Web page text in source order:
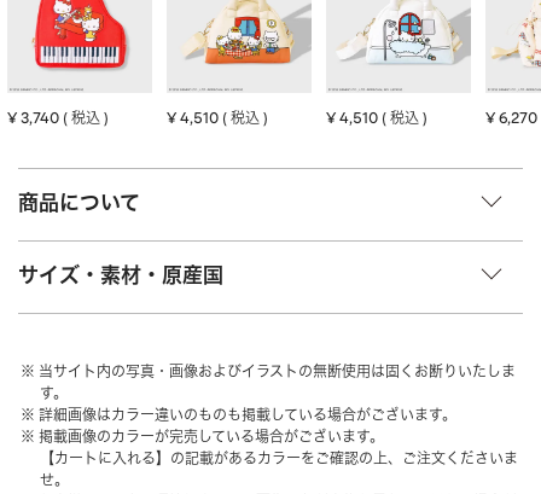
OTHERその他
ACCESSORY アクセサリー
PIERCE ピアス
OTHERその他
ALLすべて
BAGバッグ
FASHIONファッション
¥ 3,740 税込 ¥ 4,510 税込 ¥ 4,510 税込 ¥ 6,270
商品について
サイズ・素材・原産国
当サイト内の写真・画像およびイラストの無断使用は固くお断りいたしま
す。
詳細画像はカラー違いのものも掲載している場合がございます。
掲載画像のカラーが完売している場合がございます。
【カートに入れる】の記載があるカラーをご確認の上、ご注文くださいま
せ。